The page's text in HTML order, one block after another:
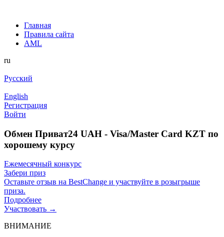
Главная
Правила сайта
AML
ru
Русский
English
Регистрация
Войти
Обмен Приват24 UAH - Visa/Master Card KZT по
хорошему курсу
Ежемесячный конкурс
Забери приз
Оставьте отзыв на BestChange и участвуйте в розыгрыше
приза.
Подробнее
Участвовать →
ВНИМАНИЕ